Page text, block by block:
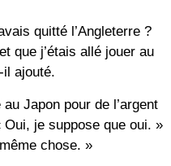
quitté l’Angleterre ?
que j’étais allé jouer au
il ajouté.
Japon pour de l’argent
Oui, je suppose que oui. »
chose. »